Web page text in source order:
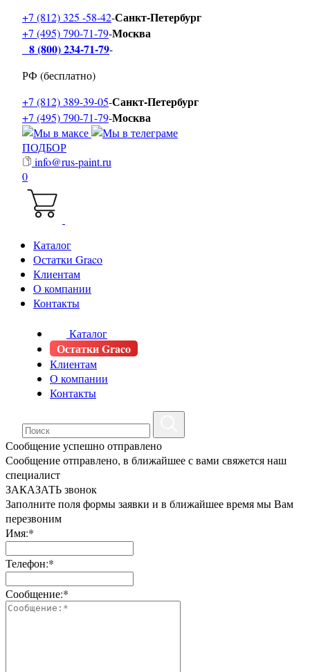
+7 (812) 325 -58-42-Санкт-Петербург
+7 (495) 790-71-79-Москва
8 (800) 234-71-79-
РФ (бесплатно)
+7 (812) 389-39-05-Санкт-Петербург
+7 (495) 790-71-79-Москва
ПОДБОР
info@rus-paint.ru
0
Каталог
Остатки Graco
Клиентам
О компании
Контакты
Каталог
Остатки Graco
Клиентам
О компании
Контакты
Сообщение успешно отправлено
Сообщение отправлено, в ближайшее с вами свяжется наш
специалист
ЗАКАЗАТЬ звонок
Заполните поля формы заявки и в ближайшее время мы Вам
перезвоним
Имя:*
Телефон:*
Сообщение:*